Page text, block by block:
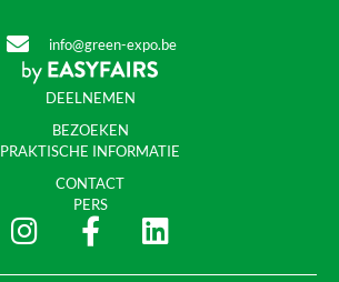
info@green-expo.be
DEELNEMEN
BEZOEKEN
PRAKTISCHE INFORMATIE
CONTACT
PERS